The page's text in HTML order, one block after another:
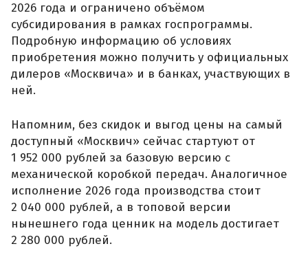
2026 года и ограничено объёмом
субсидирования в рамках госпрограммы.
Подробную информацию об условиях
приобретения можно получить у официальных
дилеров «Москвича» и в банках, участвующих в
ней.
Напомним, без скидок и выгод цены на самый
доступный «Москвич» сейчас стартуют от
1 952 000 рублей за базовую версию с
механической коробкой передач. Аналогичное
исполнение 2026 года производства стоит
2 040 000 рублей, а в топовой версии
нынешнего года ценник на модель достигает
2 280 000 рублей.